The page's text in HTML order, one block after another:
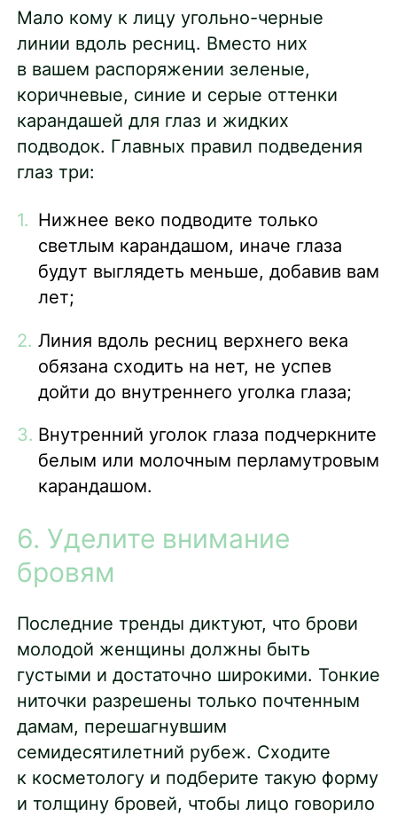
Мало кому к лицу угольно-черные
линии вдоль ресниц. Вместо них
в вашем распоряжении зеленые,
коричневые, синие и серые оттенки
карандашей для глаз и жидких
подводок. Главных правил подведения
глаз три:
Нижнее веко подводите только
светлым карандашом, иначе глаза
будут выглядеть меньше, добавив вам
лет;
Линия вдоль ресниц верхнего века
обязана сходить на нет, не успев
дойти до внутреннего уголка глаза;
Внутренний уголок глаза подчеркните
белым или молочным перламутровым
карандашом.
6. Уделите внимание
бровям
Последние тренды диктуют, что брови
молодой женщины должны быть
густыми и достаточно широкими. Тонкие
ниточки разрешены только почтенным
дамам, перешагнувшим
семидесятилетний рубеж. Сходите
к косметологу и подберите такую форму
и толщину бровей, чтобы лицо говорило